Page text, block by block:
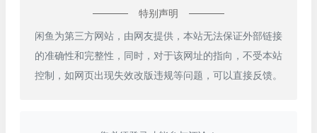
特别声明
闲鱼为第三方网站，由网友提供，本站无法保证外部链接
的准确性和完整性，同时，对于该网址的指向，不受本站
控制，如网页出现失效改版违规等问题，可以直接反馈。